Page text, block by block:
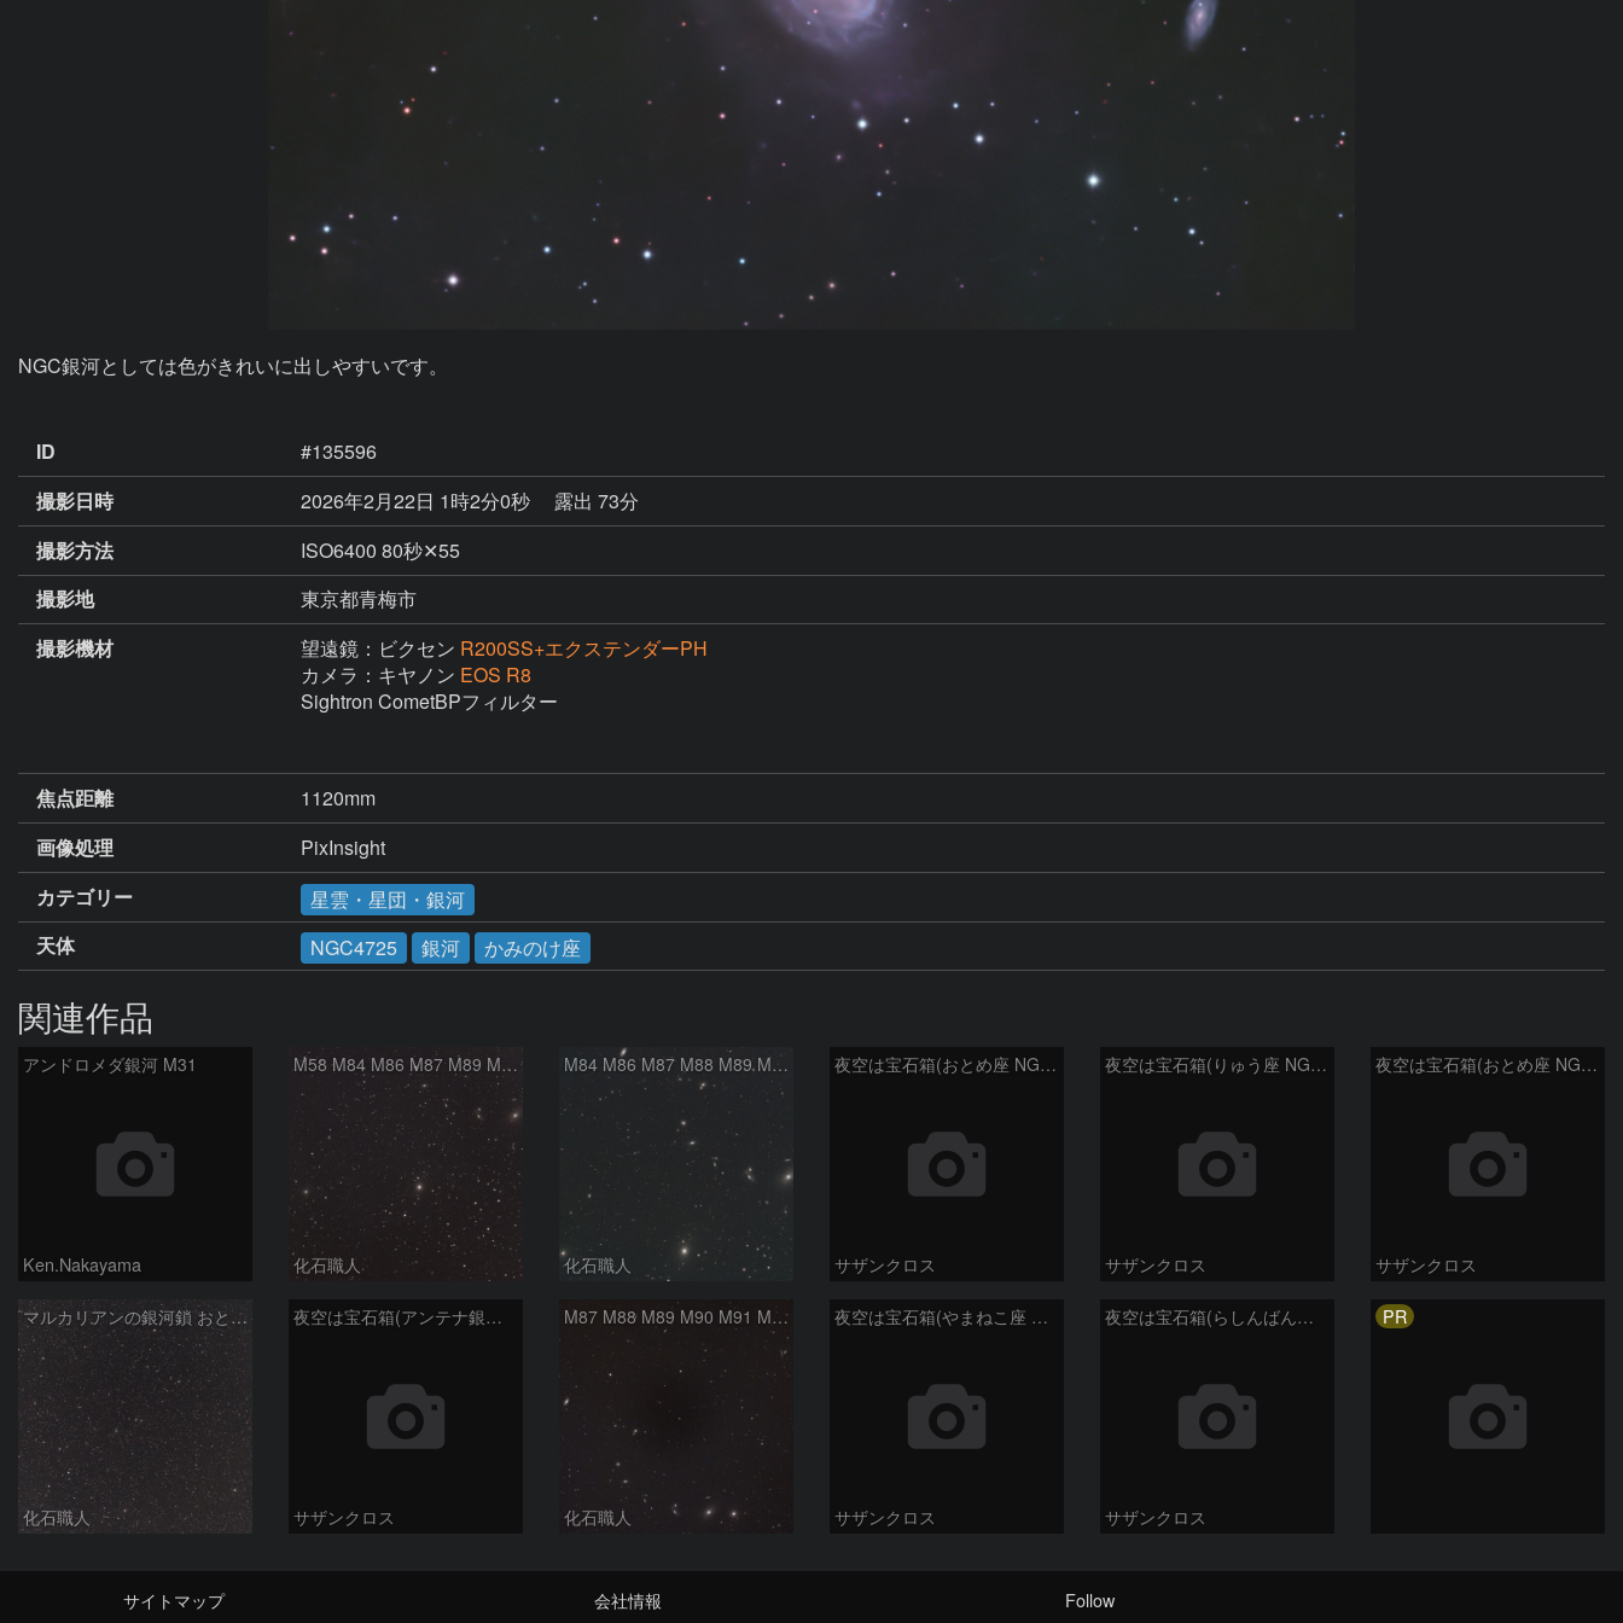
NGC銀河としては色がきれいに出しやすいです。
ID
#135596
撮影日時
2026年2月22日 1時2分0秒
露出 73分
撮影方法
ISO6400 80秒✕55
撮影地
東京都青梅市
撮影機材
望遠鏡：ビクセン R200SS+エクステンダーPH
カメラ：キヤノン EOS R8
Sightron CometBPフィルター
焦点距離
1120mm
画像処理
PixInsight
カテゴリー
星雲・星団・銀河
天体
NGC4725 銀河 かみのけ座
関連作品
アンドロメダ銀河 M31
Ken.Nakayama
M58 M84 M86 M87 M89 M90 マルカリアンの銀河鎖 おとめ座 かみのけ座
化石職人
M84 M86 M87 M88 M89 M90 M91 マルカリアンの銀河鎖 おとめ座 かみのけ座
化石職人
夜空は宝石箱(おとめ座 NGC5566) Seestar50
サザンクロス
夜空は宝石箱(りゅう座 NGC6503) Seestar50
サザンクロス
夜空は宝石箱(おとめ座 NGC5746) Seestar50
サザンクロス
マルカリアンの銀河鎖 おとめ座・ かみのけ座の銀河
化石職人
夜空は宝石箱(アンテナ銀河 NGC4038) Seestar50
サザンクロス
M87 M88 M89 M90 M91 M100 マルカリアンの銀河鎖 おとめ座 かみのけ座
化石職人
夜空は宝石箱(やまねこ座 NGC2683) Seestar50
サザンクロス
夜空は宝石箱(らしんばん座 NGC2613) Seestar50
サザンクロス
PR
サイトマップ
会社情報
Follow